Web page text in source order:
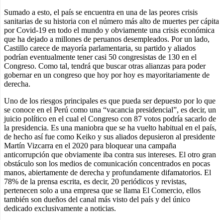
Sumado a esto, el país se encuentra en una de las peores crisis
sanitarias de su historia con el número más alto de muertes per cápita
por Covid-19 en todo el mundo y obviamente una crisis económica
que ha dejado a millones de peruanos desempleados. Por un lado,
Castillo carece de mayoría parlamentaria, su partido y aliados
podrían eventualmente tener casi 50 congresistas de 130 en el
Congreso. Como tal, tendrá que buscar otras alianzas para poder
gobernar en un congreso que hoy por hoy es mayoritariamente de
derecha.
Uno de los riesgos principales es que pueda ser depuesto por lo que
se conoce en el Perú como una “vacancia presidencial”, es decir, un
juicio político en el cual el Congreso con 87 votos podría sacarlo de
la presidencia. Es una maniobra que se ha vuelto habitual en el país,
de hecho así fue como Keiko y sus aliados depusieron al presidente
Martín Vizcarra en el 2020 para bloquear una campaña
anticorrupción que obviamente iba contra sus intereses. El otro gran
obstáculo son los medios de comunicación concentrados en pocas
manos, abiertamente de derecha y profundamente difamatorios. El
78% de la prensa escrita, es decir, 20 periódicos y revistas,
pertenecen solo a una empresa que se llama El Comercio, ellos
también son dueños del canal más visto del país y del único
dedicado exclusivamente a noticias.